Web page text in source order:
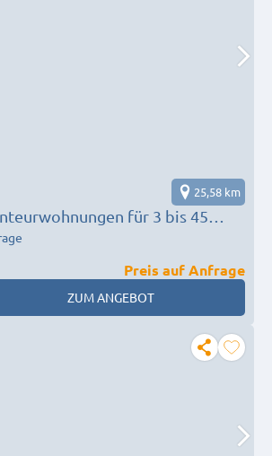
für 3 bis 45
I Einzelbetten I all
25,58 km
Preis auf Anfrage
ZUM ANGEBOT